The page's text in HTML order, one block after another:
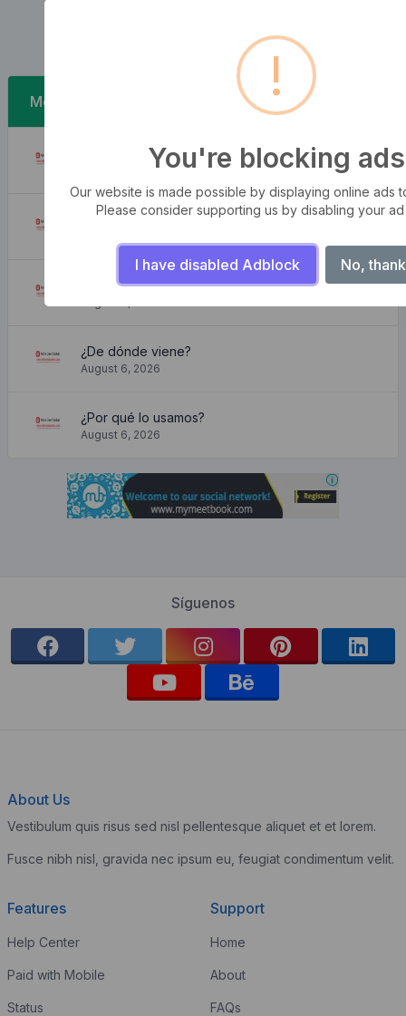
Mensajes recientes
Las tormentas de las olas
August 6, 2026
Apartamento encantador y acogedor
¿Dónde puedo conseguirlo?
¿De dónde viene?
August 6, 2026
¿Por qué lo usamos?
August 6, 2026
Síguenos
About Us
Vestibulum quis risus sed nisl pellentesque aliquet et et lorem.
Fusce nibh nisl, gravida nec ipsum eu, feugiat condimentum velit.
Features
Help Center
Paid with Mobile
Status
Support
Home
About
FAQs
!
You're blocking ads
Our website is made possible by displaying online ads
Please consider supporting us by disabling your
I have disabled Adblock No,